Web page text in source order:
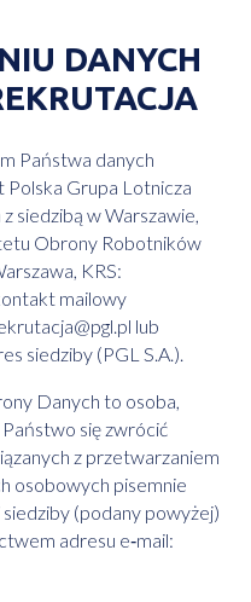
DANYCH
Państwa danych
Polska Grupa Lotnicza
siedzibą w Warszawie,
Obrony Robotników
KRS:
mailowy
lub
siedziby (PGL S.A.).
Danych to osoba,
się zwrócić
z przetwarzaniem
osobowych pisemnie
siedziby (podany powyżej)
adresu e‑mail: